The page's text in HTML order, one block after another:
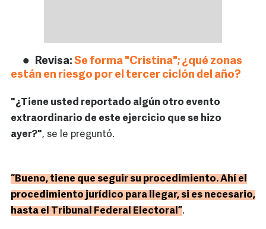
Revisa: Se forma "Cristina"; ¿qué zonas
están en riesgo por el tercer ciclón del año?
"¿Tiene usted reportado algún otro evento
extraordinario de este ejercicio que se hizo
ayer?", se le preguntó.
“Bueno, tiene que seguir su procedimiento. Ahí el
procedimiento jurídico para llegar, si es necesario,
hasta el Tribunal Federal Electoral”.